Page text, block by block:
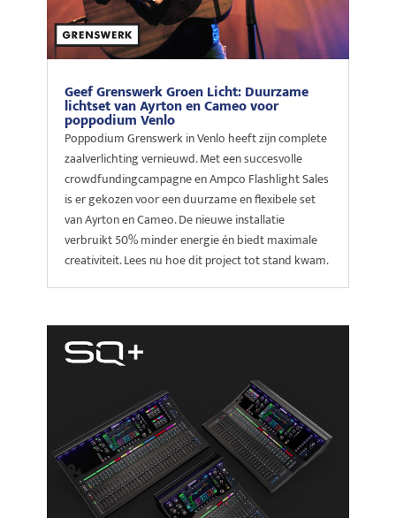
Geef Grenswerk Groen Licht: Duurzame
lichtset van Ayrton en Cameo voor
poppodium Venlo
Poppodium Grenswerk in Venlo heeft zijn complete
zaalverlichting vernieuwd. Met een succesvolle
crowdfundingcampagne en Ampco Flashlight Sales
is er gekozen voor een duurzame en flexibele set
van Ayrton en Cameo. De nieuwe installatie
verbruikt 50% minder energie én biedt maximale
creativiteit. Lees nu hoe dit project tot stand kwam.